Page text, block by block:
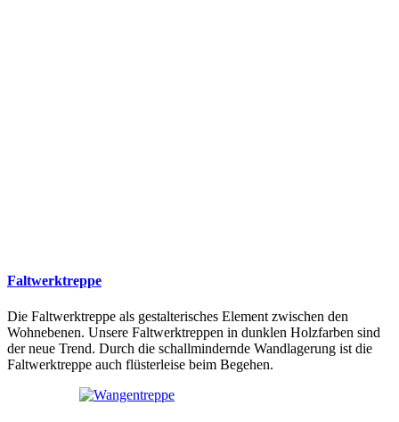
Faltwerktreppe
Die Faltwerktreppe als gestalterisches Element zwischen den
Wohnebenen. Unsere Faltwerktreppen in dunklen Holzfarben sind
der neue Trend. Durch die schallmindernde Wandlagerung ist die
Faltwerktreppe auch flüsterleise beim Begehen.